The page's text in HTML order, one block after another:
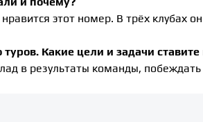
этот номер. В трёх клубах
Какие цели и задачи ставите
в результаты команды,